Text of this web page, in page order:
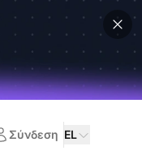
Σύνδεση EL